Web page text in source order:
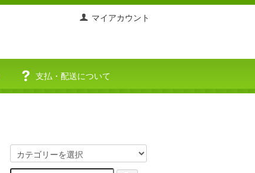
マイアカウント
支払・配送について